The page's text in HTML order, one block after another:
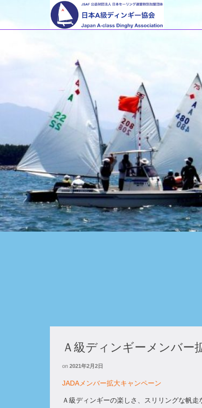
Ａ級ディンギーメンバー
on 2021年2月2日
JADAメンバー拡大キャンペーン
Ａ級ディンギーの楽しさ、スリリングな帆走